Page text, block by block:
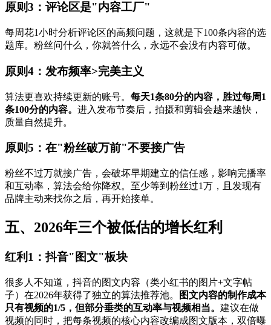
原则3：评论区是"内容工厂"
每周花1小时分析评论区的高频问题，这就是下100条内容的选
题库。粉丝问什么，你就答什么，永远不会没有内容可做。
原则4：发布频率>完美主义
算法更喜欢持续更新的账号。 每天1条80分的内容，胜过每周1
条100分的内容。 进入发布节奏后，拍摄和剪辑会越来越快，
质量自然提升。
原则5：在"粉丝破万前"不要接广告
粉丝不过万就接广告，会破坏早期建立的信任感，影响完播率
和互动率，算法会给你降权。至少等到粉丝过1万，且发现有
品牌主动来找你之后，再开始接单。
五、2026年三个被低估的增长红利
红利1：抖音"图文"板块
很多人不知道，抖音的图文内容（类小红书的图片+文字帖
子）在2026年获得了独立的算法推荐池。
图文内容的制作成本
只有视频的1/5，但部分垂类的互动率与视频相当。 建议在做
视频的同时，把每条视频的核心内容改编成图文版本，双倍曝